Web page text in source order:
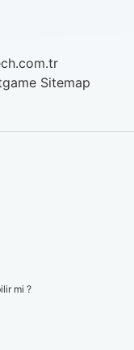
Sitemap
mi ?